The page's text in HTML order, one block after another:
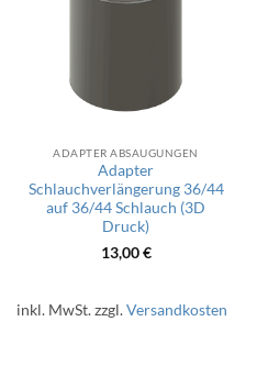
ADAPTER ABSAUGUNGEN
Adapter
Schlauchverlängerung 36/44
auf 36/44 Schlauch (3D
Druck)
13,00€
inkl. MwSt.zzgl.Versandkosten